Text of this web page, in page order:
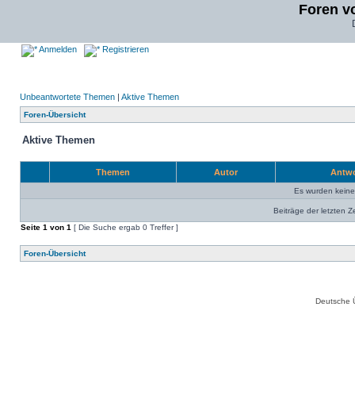
Foren
Anmelden Registrieren
Unbeantwortete Themen | Aktive Themen
Foren-Übersicht
Aktive Themen
Themen Autor
Es wurden
Beiträge der letzten
Seite 1 von 1 [ Die Suche ergab 0 Treffer ]
Foren-Übersicht
Deutsche